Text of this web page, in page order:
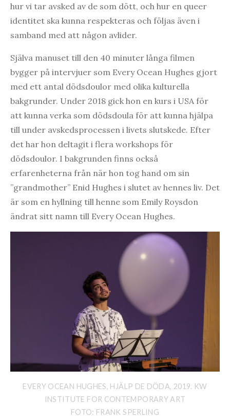
hur vi tar avsked av de som dött, och hur en queer
identitet ska kunna respekteras och följas även i
samband med att någon avlider.
Själva manuset till den 40 minuter långa filmen
bygger på intervjuer som Every Ocean Hughes gjort
med ett antal dödsdoulor med olika kulturella
bakgrunder. Under 2018 gick hon en kurs i USA för
att kunna verka som dödsdoula för att kunna hjälpa
till under avskedsprocessen i livets slutskede. Efter
det har hon deltagit i flera workshops för
dödsdoulor. I bakgrunden finns också
erfarenheterna från när hon tog hand om sin
”grandmother” Enid Hughes i slutet av hennes liv. Det
är som en hyllning till henne som Emily Roysdon
ändrat sitt namn till Every Ocean Hughes.
EVERY OCEAN HUGHES, HJÄLP DE DÖDA, 2019. KW
INSTITUTE FOR CONTEMPORARY ART
FOTO: FRANK SPERLING